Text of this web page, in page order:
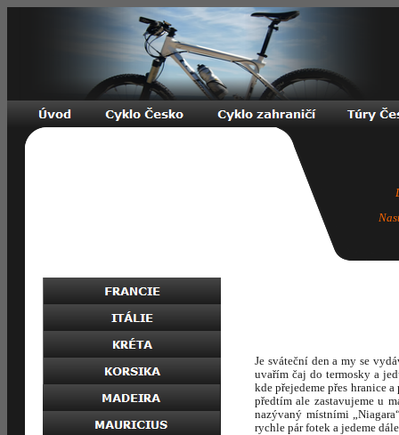
Je sváteční den a my se
uvařím čaj do termosky a
kde přejedeme přes hranice
předtím ale zastavujeme u
nazývaný místními
rychle pár fotek a jedeme